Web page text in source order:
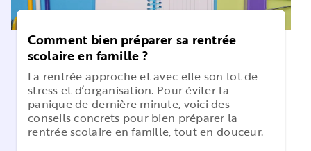
Comment bien préparer sa rentrée
scolaire en famille ?
La rentrée approche et avec elle son lot de
stress et d’organisation. Pour éviter la
panique de dernière minute, voici des
conseils concrets pour bien préparer la
rentrée scolaire en famille, tout en douceur.